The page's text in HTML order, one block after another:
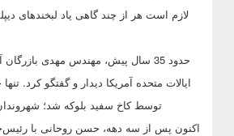
لازم است هر از چند گاهی یاد لبخندهای
حدود 35 سال پیش، مهندس مهدی
ایالات متحده آمریکا دیدار و گفتگو کرد.
توسط کاخ سفید بلوکه شد؛ شهروندان